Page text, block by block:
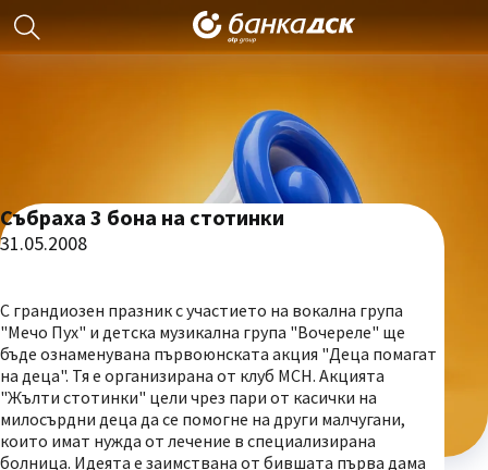
Събраха 3 бона на стотинки
31.05.2008
С грандиозен празник с участието на вокална група
"Мечо Пух" и детска музикална група "Вочереле" ще
бъде ознаменувана първоюнската акция "Деца помагат
на деца". Тя е организирана от клуб МСН. Акцията
"Жълти стотинки" цели чрез пари от касички на
милосърдни деца да се помогне на други малчугани,
които имат нужда от лечение в специализирана
болница. Идеята е заимствана от бившата първа дама